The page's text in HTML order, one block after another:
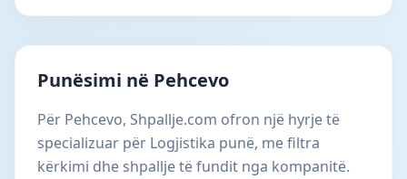
Punësimi në Pehcevo
Për Pehcevo, Shpallje.com ofron një hyrje të
specializuar për Logjistika punë, me filtra
kërkimi dhe shpallje të fundit nga kompanitë.